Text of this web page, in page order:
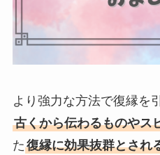
より強力な方法で復縁を
古くから伝わるものやス
た復縁に効果抜群とされ